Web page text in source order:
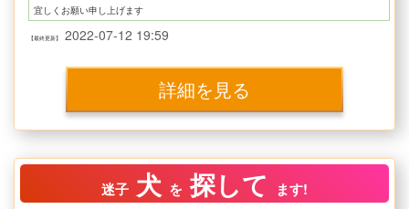
宜しくお願い申し上げます
【最終更新】 2022-07-12 19:59
詳細を見る
迷子 犬 を 探して ます!